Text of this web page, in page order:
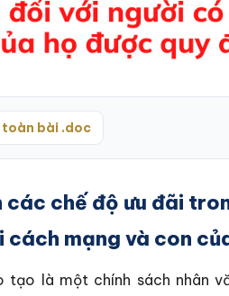
bài .doc
các chế độ ưu đãi
mạng và con
là một chính sách nhân